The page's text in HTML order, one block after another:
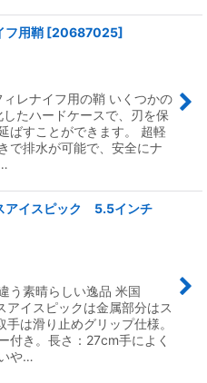
用鞘 [20687025]
レナイフ用の鞘 いくつかの
たハードケースで、刃を保
ばすことができます。 超軽
で排水が可能で、安全にナ
イスピック 5.5インチ
う素晴らしい逸品 米国
アイスピックは金属部分はス
は滑り止めグリップ仕様。
付き。長さ：27cm手によく
や…